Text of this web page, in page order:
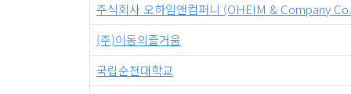
주식회사 오하임앤컴퍼니 (OHEIM & Company
(주)이동의즐거움
국립순천대학교